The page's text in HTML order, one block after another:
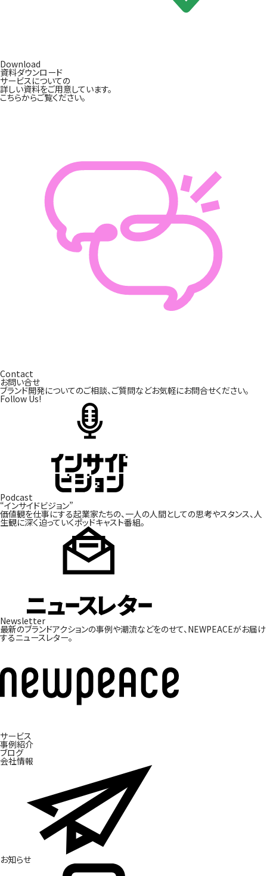
Download
資料ダウンロード
サービスについての
詳しい資料をご用意しています。
こちらからご覧ください。
Contact
お問い合せ
ブランド開発についてのご相談、ご質問などお気軽にお問合せください。
Follow Us!
Podcast
“インサイドビジョン”
価値観を仕事にする起業家たちの、一人の人間としての思考やスタンス、人
生観に深く迫っていくポッドキャスト番組。
Newsletter
最新のブランドアクションの事例や潮流などをのせて、 NEWPEACEがお届け
するニュースレター。
サービス
ブランド開
事例紹介
ブログ
会社情報
お知らせ